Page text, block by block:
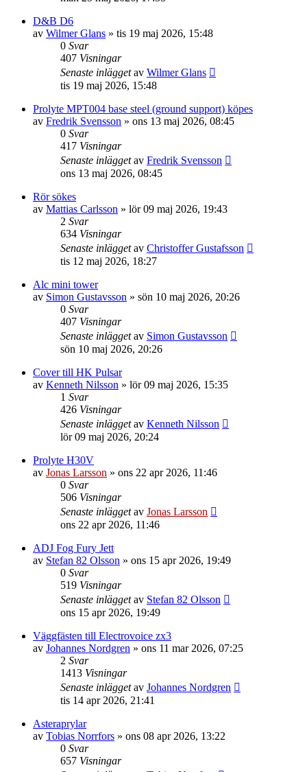
D&B D6
av Wilmer Glans » tis 19 maj 2026, 15:48
0 Svar
407 Visningar
Senaste inläggetav Wilmer Glans
tis 19 maj 2026, 15:48
Prolyte MPT004 base steel (ground support) köpes
av Fredrik Svensson » ons 13 maj 2026, 08:45
0 Svar
417 Visningar
Senaste inläggetav Fredrik Svensson
ons 13 maj 2026, 08:45
Rör sökes
av Mattias Carlsson » lör 09 maj 2026, 19:43
2 Svar
634 Visningar
Senaste inläggetav Christoffer Gustafsson
tis 12 maj 2026, 18:27
Alc mini tower
av Simon Gustavsson » sön 10 maj 2026, 20:26
0 Svar
407 Visningar
Senaste inläggetav Simon Gustavsson
sön 10 maj 2026, 20:26
Cover till HK Pulsar
av Kenneth Nilsson » lör 09 maj 2026, 15:35
1 Svar
426 Visningar
Senaste inläggetav Kenneth Nilsson
lör 09 maj 2026, 20:24
Prolyte H30V
av Jonas Larsson » ons 22 apr 2026, 11:46
0 Svar
506 Visningar
Senaste inläggetav Jonas Larsson
ons 22 apr 2026, 11:46
ADJ Fog Fury Jett
av Stefan 82 Olsson » ons 15 apr 2026, 19:49
0 Svar
519 Visningar
Senaste inläggetav Stefan 82 Olsson
ons 15 apr 2026, 19:49
Väggfästen till Electrovoice zx3
av Johannes Nordgren » ons 11 mar 2026, 07:25
2 Svar
1413 Visningar
Senaste inläggetav Johannes Nordgren
tis 14 apr 2026, 21:41
Asteraprylar
av Tobias Norrfors » ons 08 apr 2026, 13:22
0 Svar
657 Visningar